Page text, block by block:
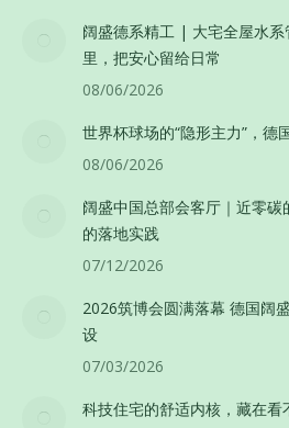
阔盛德系精工 | 大宅全屋水
里，把安心留给日常
08/06/2026
世界杯球场的“隐形主力”，德
08/06/2026
阔盛中国总部会客厅｜近零
的落地实践
07/12/2026
2026筑博会圆满落幕 德国阔
设
07/03/2026
科技住宅的舒适内核，藏在看